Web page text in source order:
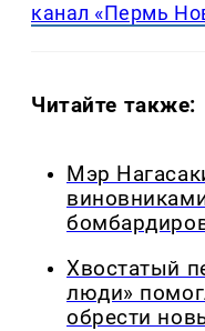
канал «Пермь
Читайте также:
Мэр
Хвостатый
люди»
обрести